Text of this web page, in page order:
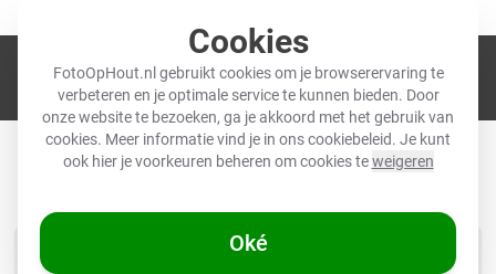
Cookies
FotoOpHout.nl gebruikt cookies om je browserervaring te
verbeteren en je optimale service te kunnen bieden. Door
onze website te bezoeken, ga je akkoord met het gebruik van
cookies. Meer informatie vind je in onscookiebeleid. Je kunt
ook hier je voorkeuren beheren om cookies teweigeren
Oké
RETOURNEREN